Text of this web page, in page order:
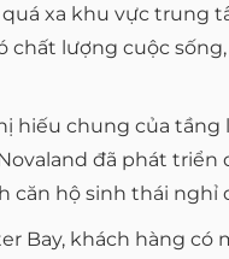
xa khu vực trung
chất lượng cuộc
hiếu chung của tầng
đã phát triển
căn hộ sinh thái nghỉ
Bay, khách hàng có